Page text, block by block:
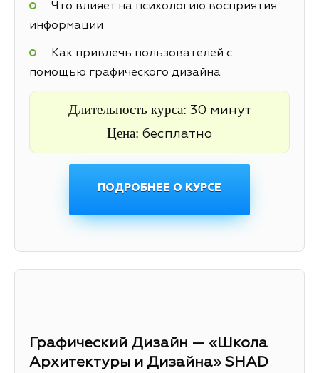
Что влияет на психологию восприятия
информации
Как привлечь пользователей с
помощью графического дизайна
Длительность курса: 30 минут
Цена: бесплатно
ПОДРОБНЕЕ О КУРСЕ
Графический Дизайн — «Школа
Архитектуры и Дизайна» SHAD